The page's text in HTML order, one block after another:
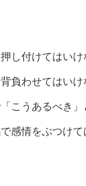
し付けてはいけ
負わせてはいけ
こうあるべき」
感情をぶつけて